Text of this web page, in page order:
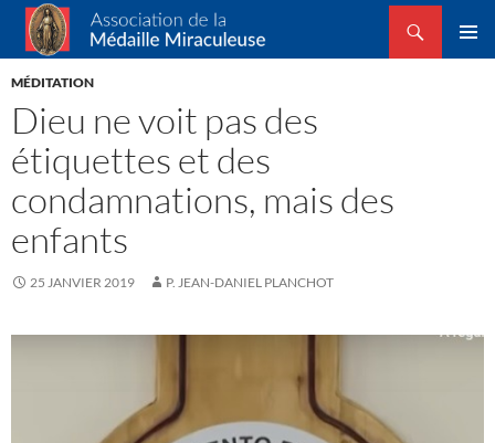
Association de la Médaille Miraculeuse
Recherche
ALLER
AU
MÉDITATION
Dieu ne voit pas des
étiquettes et des
condamnations, mais des
enfants
25 JANVIER 2019 P. JEAN-DANIEL PLANCHOT